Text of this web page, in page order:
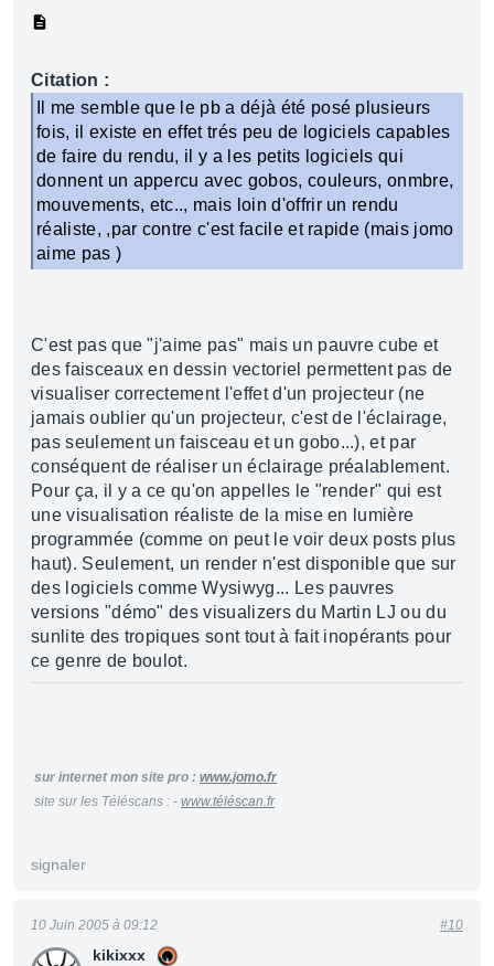
Citation :
Il me semble que le pb a déjà été posé plusieurs
fois, il existe en effet trés peu de logiciels capables
de faire du rendu, il y a les petits logiciels qui
donnent un appercu avec gobos, couleurs, onmbre,
mouvements, etc.., mais loin d'offrir un rendu
réaliste, ,par contre c'est facile et rapide (mais jomo
aime pas )
C'est pas que "j'aime pas" mais un pauvre cube et
des faisceaux en dessin vectoriel permettent pas de
visualiser correctement l'effet d'un projecteur (ne
jamais oublier qu'un projecteur, c'est de l'éclairage,
pas seulement un faisceau et un gobo...), et par
conséquent de réaliser un éclairage préalablement.
Pour ça, il y a ce qu'on appelles le "render" qui est
une visualisation réaliste de la mise en lumière
programmée (comme on peut le voir deux posts plus
haut). Seulement, un render n'est disponible que sur
des logiciels comme Wysiwyg... Les pauvres
versions "démo" des visualizers du Martin LJ ou du
sunlite des tropiques sont tout à fait inopérants pour
ce genre de boulot.
sur internet mon site pro : www.jomo.fr
site sur les Téléscans : - www.téléscan.fr
signaler
kikixxx
10 Juin 2005 à 09:12 #10